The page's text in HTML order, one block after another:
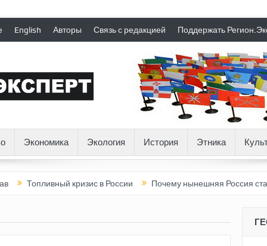
English Авторы Связь с редакцией Поддержать
Экономика Экология История Этника
кризис в России Почему нынешняя Россия стала